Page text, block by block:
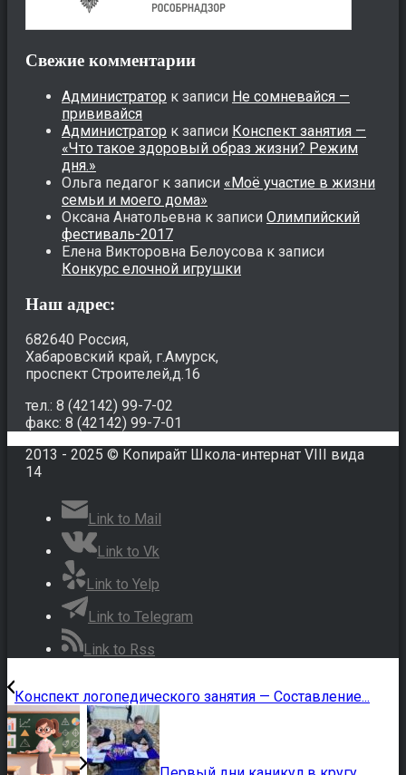
Свежие комментарии
Администратор к записи Не сомневайся —
прививайся
Администратор к записи Конспект занятия —
«Что такое здоровый образ жизни? Режим
дня.»
Ольга педагог к записи «Моё участие в жизни
семьи и моего дома»
Оксана Анатольевна к записи Олимпийский
фестиваль-2017
Елена Викторовна Белоусова к записи
Конкурс елочной игрушки
Наш адрес:
682640 Россия,
Хабаровский край, г.Амурск,
проспект Строителей,д.16
тел.: 8 (42142) 99-7-02
факс: 8 (42142) 99-7-01
2013 - 2025 © Копирайт Школа-интернат VIII вида
14
Link to Mail
Link to Vk
Link to Yelp
Link to Telegram
Link to Rss
Конспект логопедического занятия — Составление...